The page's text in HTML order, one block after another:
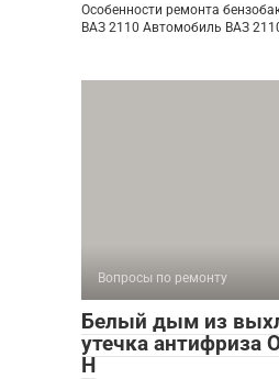
Особенности ремонта
ВАЗ 2110 Автомобиль ВАЗ
Вопросы по ремонту
Белый дым из
утечка антифриза
Н